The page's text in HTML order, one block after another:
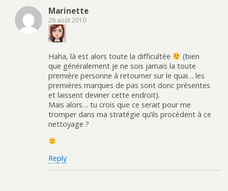
Marinette
26 août 2010
Haha, là est alors toute la difficultée
(bien
que généralement je ne sois jamais la toute
première personne à retourner sur le quai… les
premières marques de pas sont donc présentes
et laissent deviner cette endroit).
Mais alors… tu crois que ce serait pour me
tromper dans ma stratégie qu’ils procèdent à ce
nettoyage ?
Reply